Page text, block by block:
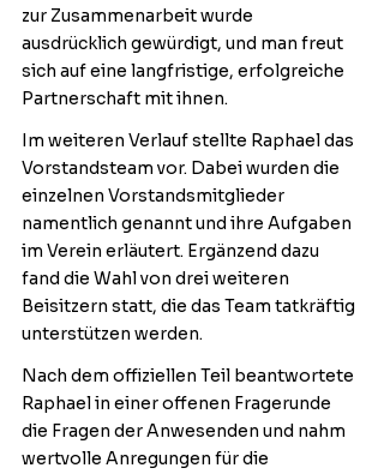
zur Zusammenarbeit wurde
ausdrücklich gewürdigt, und man freut
sich auf eine langfristige, erfolgreiche
Partnerschaft mit ihnen.
Im weiteren Verlauf stellte Raphael das
Vorstandsteam vor. Dabei wurden die
einzelnen Vorstandsmitglieder
namentlich genannt und ihre Aufgaben
im Verein erläutert. Ergänzend dazu
fand die Wahl von drei weiteren
Beisitzern statt, die das Team tatkräftig
unterstützen werden.
Nach dem offiziellen Teil beantwortete
Raphael in einer offenen Fragerunde
die Fragen der Anwesenden und nahm
wertvolle Anregungen für die